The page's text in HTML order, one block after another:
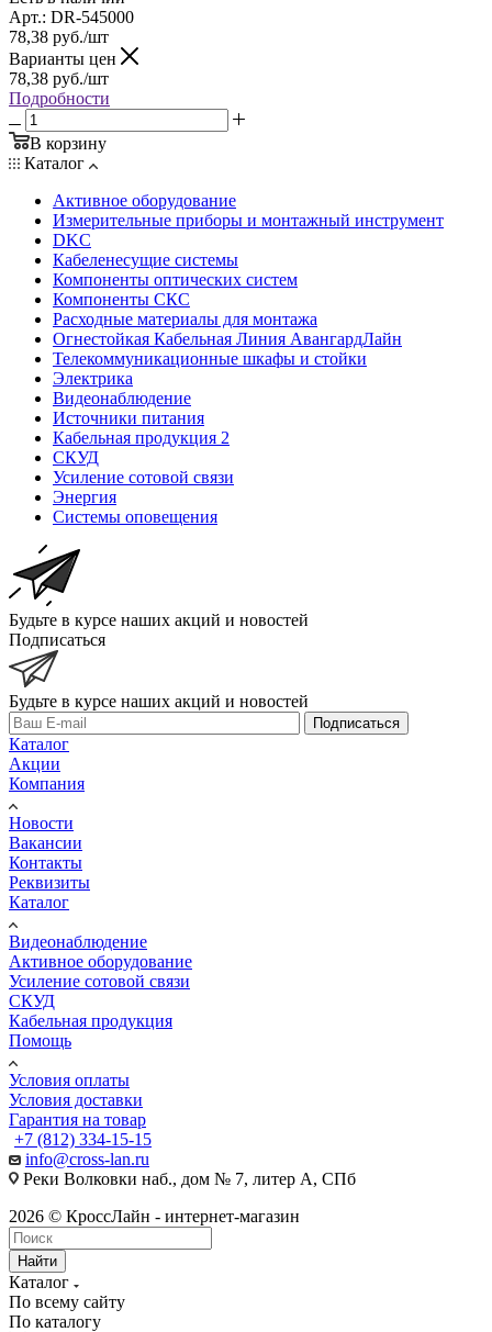
Арт.: DR-545000
78,38 руб./шт
Варианты цен
78,38 руб./шт
Подробности
В корзину
Каталог
Активное оборудование
Измерительные приборы и монтажный инструмент
DKC
Кабеленесущие системы
Компоненты оптических систем
Компоненты СКС
Расходные материалы для монтажа
Огнестойкая Кабельная Линия АвангардЛайн
Телекоммуникационные шкафы и стойки
Электрика
Видеонаблюдение
Источники питания
Кабельная продукция 2
СКУД
Усиление сотовой связи
Энергия
Системы оповещения
Будьте в курсе наших акций и новостей
Подписаться
Будьте в курсе наших акций и новостей
Подписаться
Каталог
Акции
Компания
Новости
Вакансии
Контакты
Реквизиты
Каталог
Видеонаблюдение
Активное оборудование
Усиление сотовой связи
СКУД
Кабельная продукция
Помощь
Условия оплаты
Условия доставки
Гарантия на товар
+7 (812) 334-15-15
info@cross-lan.ru
Реки Волковки наб., дом № 7, литер А, СПб
2026 © КроссЛайн - интернет-магазин
Найти
Каталог
По всему сайту
По каталогу